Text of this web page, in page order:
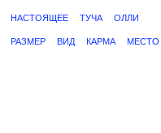
НАСТОЯЩЕЕ ТУЧА ОЛЛИ
РАЗМЕР ВИД КАРМА МЕСТО